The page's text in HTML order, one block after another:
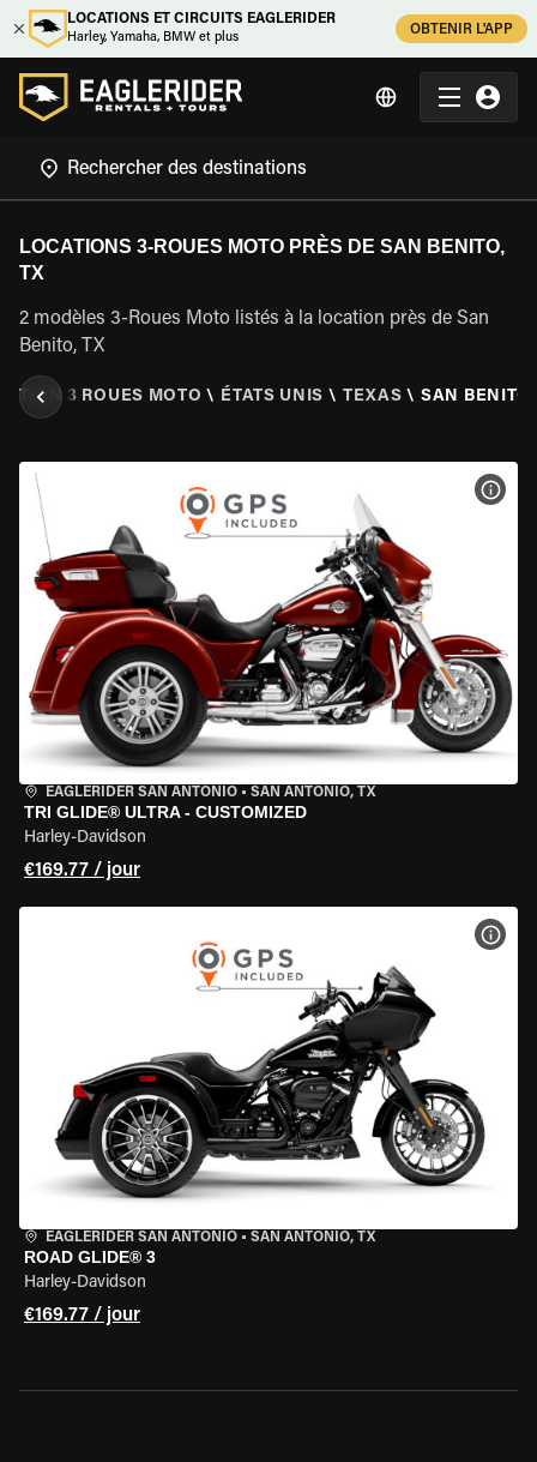
LOCATIONS ET CIRCUITS EAGLERIDER
Harley, Yamaha, BMW et plus
OBTENIR L'APP
LOCATIONS 3-ROUES MOTO PRÈS DE SAN BENITO,
TX
2 modèles 3-Roues Moto listés à la location près de San
Benito, TX
3 ROUES MOTO \ ÉTATS UNIS \ TEXAS \ SAN
EAGLERIDER SAN ANTONIO • SAN ANTONIO, TX
TRI GLIDE® ULTRA - CUSTOMIZED
Harley-Davidson
€169.77 / jour
EAGLERIDER SAN ANTONIO • SAN ANTONIO, TX
ROAD GLIDE® 3
Harley-Davidson
€169.77 / jour